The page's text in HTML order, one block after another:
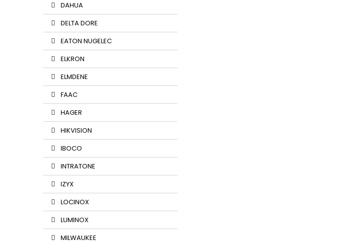
DAHUA
DELTA DORE
EATON NUGELEC
ELKRON
ELMDENE
FAAC
HAGER
HIKVISION
IBOCO
INTRATONE
IZYX
LOCINOX
LUMINOX
MILWAUKEE